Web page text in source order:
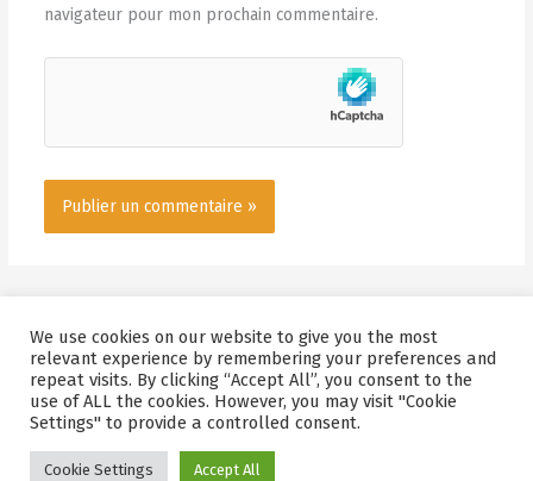
navigateur pour mon prochain commentaire.
Tous Droits Réservés © 2026 Deguy-Conge
Mentions Légales / Politique de Confidentialité
We use cookies on our website to give you the most
relevant experience by remembering your preferences and
repeat visits. By clicking “Accept All”, you consent to the
use of ALL the cookies. However, you may visit "Cookie
Settings" to provide a controlled consent.
Cookie Settings Accept All